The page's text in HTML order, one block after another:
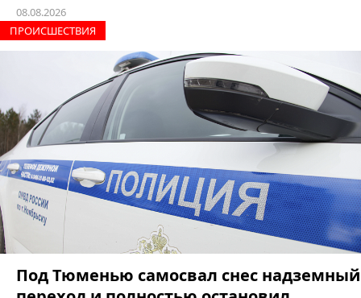
08.08.2026
ПРОИCШЕСТВИЯ
Под Тюменью самосвал снес надземный